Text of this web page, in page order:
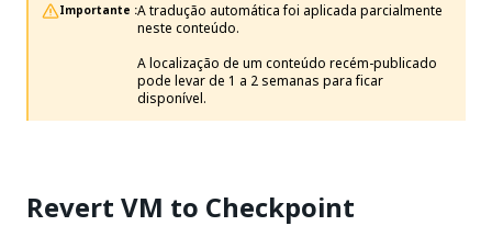
Importante :A tradução automática foi aplicada parcialmente
neste conteúdo.
A localização de um conteúdo recém-publicado
pode levar de 1 a 2 semanas para ficar
disponível.
Revert VM to Checkpoint